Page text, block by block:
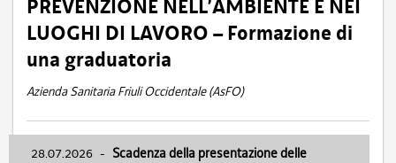
PREVENZIONE NELL’AMBIENTE E NEI
LUOGHI DI LAVORO – Formazione di
una graduatoria
Azienda Sanitaria Friuli Occidentale (AsFO)
28.07.2026 - Scadenza della presentazione delle